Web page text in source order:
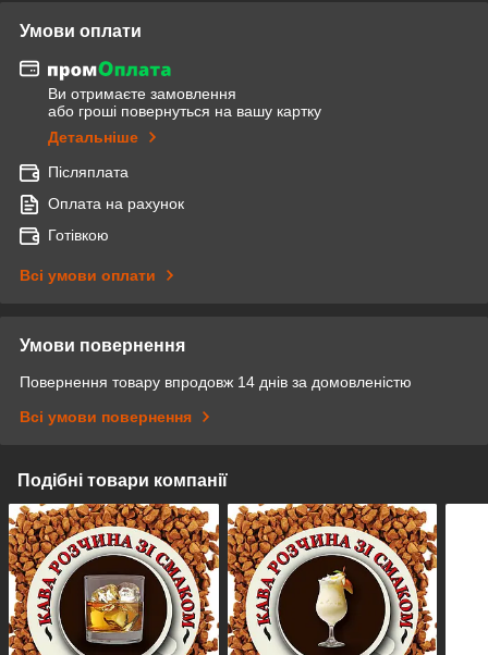
Умови оплати
Ви отримаєте замовлення
або гроші повернуться на вашу картку
Детальніше
Післяплата
Оплата на рахунок
Готівкою
Всі умови оплати
Умови повернення
Повернення товару впродовж 14 днів за домовленістю
Всі умови повернення
Подібні товари компанії